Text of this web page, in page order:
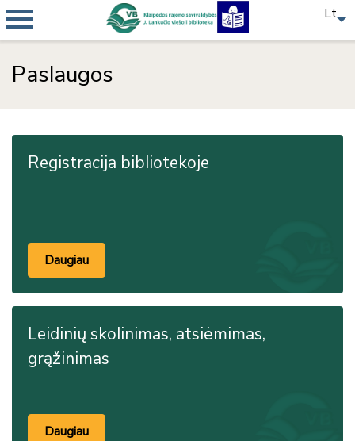
Paslaugos
Registracija bibliotekoje
Daugiau
Leidinių skolinimas, atsiėmimas,
grąžinimas
Daugiau
Lt